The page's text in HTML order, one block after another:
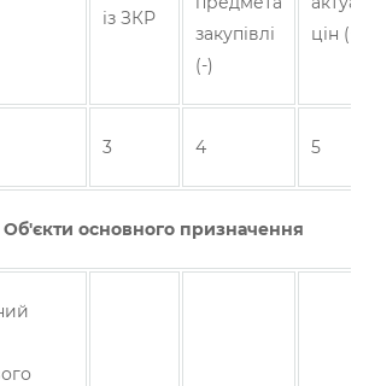
із ЗКР
закупівлі
(-)
цін
3 4 5
Об'єкти основного призначення